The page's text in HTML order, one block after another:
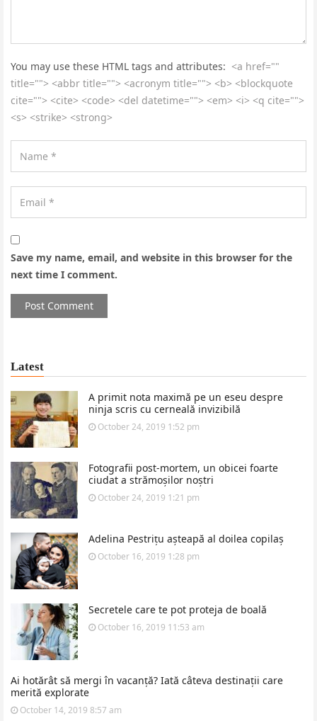
You may use these HTML tags and attributes: <a href=""
title=""> <abbr title=""> <acronym title=""> <b> <blockquote
cite=""> <cite> <code> <del datetime=""> <em> <i> <q cite="">
<s> <strike> <strong>
Save my name, email, and website in this browser for the
next time I comment.
Latest
A primit nota maximă pe un eseu despre
ninja scris cu cerneală invizibilă
October 24, 2019 1:52 pm
Fotografii post-mortem, un obicei foarte
ciudat a strămoșilor noștri
October 24, 2019 1:21 pm
Adelina Pestrițu așteapă al doilea copilaș
October 16, 2019 1:28 pm
Secretele care te pot proteja de boală
October 16, 2019 11:53 am
Ai hotărât să mergi în vacanță? Iată câteva destinații care
merită explorate
October 14, 2019 8:57 am